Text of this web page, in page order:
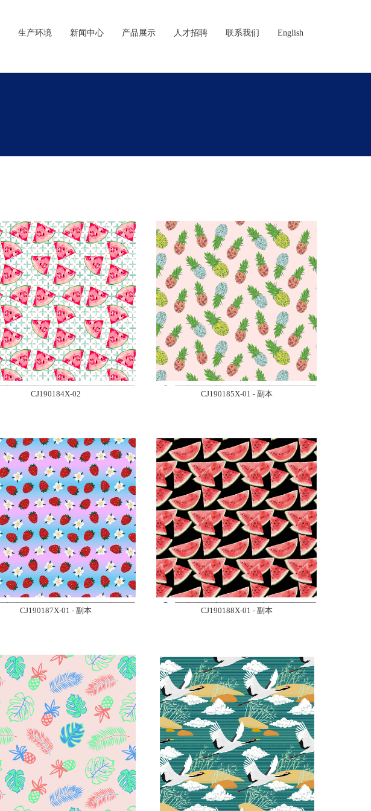
生产环境 新闻中心 产品展示 人才招聘 联系我们 English
CJ190184X-02 CJ190185X-01 - 副本
CJ190187X-01 - 副本 CJ190188X-01 - 副本